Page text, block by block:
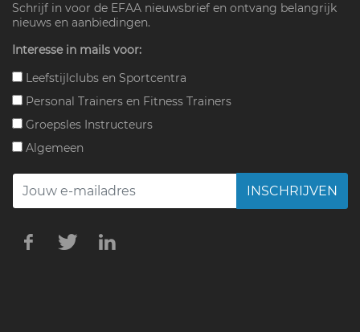
Schrijf in voor de EFAA nieuwsbrief en ontvang belangrijk
nieuws en aanbiedingen.
Interesse in mails voor:
Leefstijlclubs en Sportcentra
Personal Trainers en Fitness Trainers
Groepsles Instructeurs
Algemeen
INSCHRIJVEN